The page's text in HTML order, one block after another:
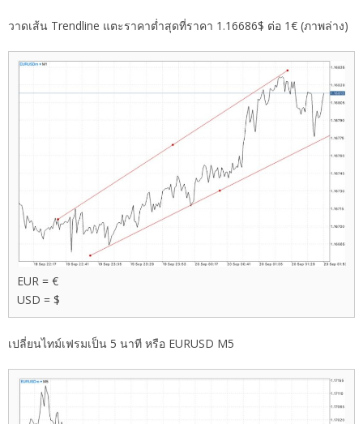
วาดเส้น Trendline แตะราคาต่ำสุดที่ราคา 1.16686$ ต่อ 1€ (ภาพล่าง)
EUR = €
USD = $
เปลี่ยนไทม์เฟรมเป็น 5 นาที หรือ EURUSD M5